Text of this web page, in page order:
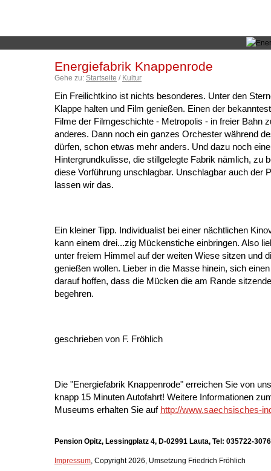
Energiefabrik Knappenrode
Gehe zu: Startseite / Kultur
Ein Freilichtkino ist nichts besonderes. Unter den
Klappe halten und Film genießen. Einen der
Filme der Filmgeschichte - Metropolis - in freier Bahn
anderes. Dann noch ein ganzes Orchester während
dürfen, schon etwas mehr anders. Und dazu noch
Hintergrundkulisse, die stillgelegte Fabrik nämlich, zu
diese Vorführung unschlagbar. Unschlagbar auch der
lassen wir das.
Ein kleiner Tipp. Individualist bei einer nächtlichen
kann einem drei...zig Mückenstiche einbringen. Also
unter freiem Himmel auf der weiten Wiese sitzen und
genießen wollen. Lieber in die Masse hinein, sich
darauf hoffen, dass die Mücken die am Rande
begehren.
geschrieben von F. Fröhlich
Die "Energiefabrik Knappenrode" erreichen Sie von
knapp 15 Minuten Autofahrt! Weitere Informationen
Museums erhalten Sie auf http://www.saechsisches-
Pension Opitz, Lessingplatz 4, D-02991 Lauta, Tel: 035722-
Impressum, Copyright 2026, Umsetzung Friedrich Fröhlich